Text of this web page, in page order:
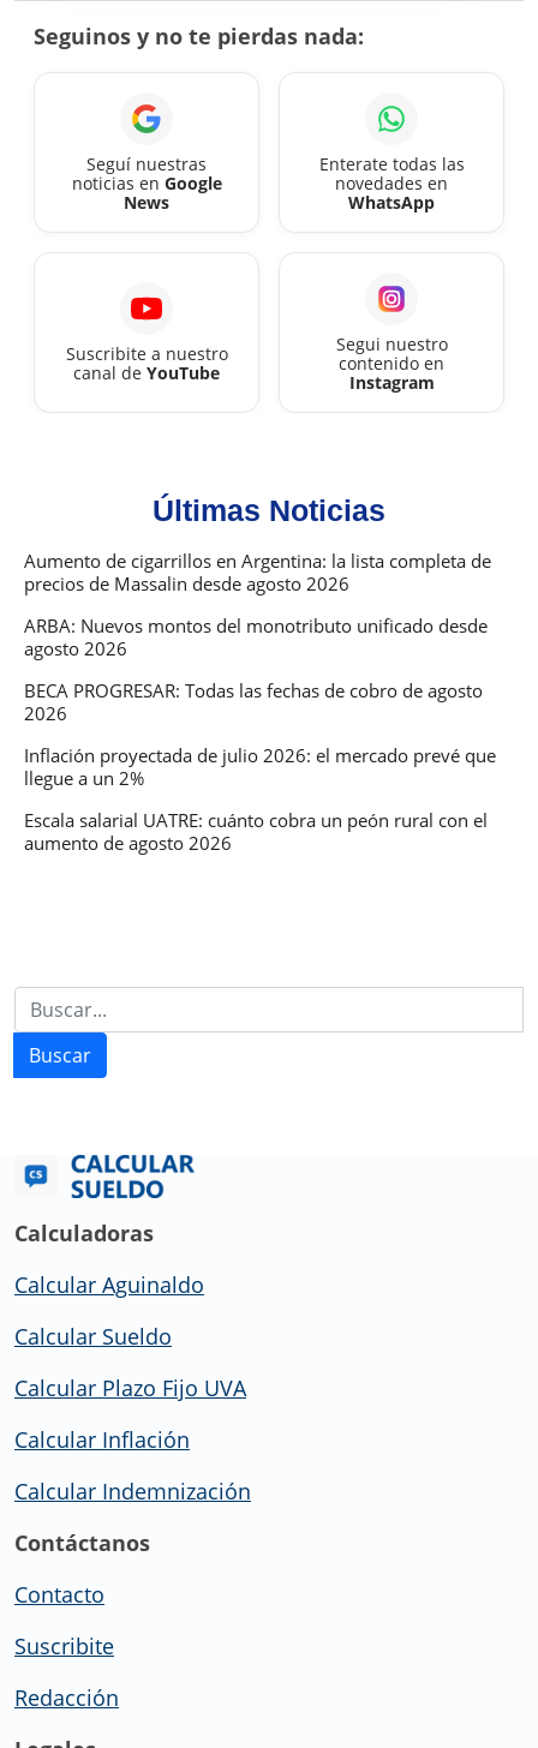
Seguinos y no te pierdas nada:
Seguí nuestras
noticias en Google
News
Enterate todas las
novedades en
WhatsApp
Suscribite a nuestro
canal de YouTube
Segui nuestro
contenido en
Instagram
Últimas Noticias
Aumento de cigarrillos en Argentina: la lista completa de
precios de Massalin desde agosto 2026
ARBA: Nuevos montos del monotributo unificado desde
agosto 2026
BECA PROGRESAR: Todas las fechas de cobro de agosto
2026
Inflación proyectada de julio 2026: el mercado prevé que
llegue a un 2%
Escala salarial UATRE: cuánto cobra un peón rural con el
aumento de agosto 2026
Buscar
Calculadoras
Calcular Aguinaldo
Calcular Sueldo
Calcular Plazo Fijo UVA
Calcular Inflación
Calcular Indemnización
Contáctanos
Contacto
Suscribite
Redacción